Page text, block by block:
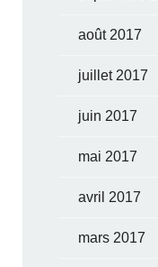
août 2017
juillet 2017
juin 2017
mai 2017
avril 2017
mars 2017